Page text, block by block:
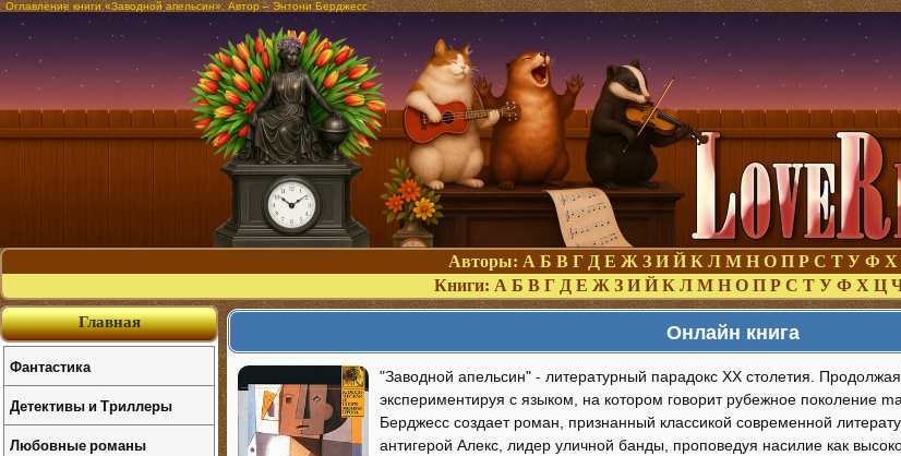
Оглавление книги «Заводной апельсин». Автор – Энтони Берджесс
Авторы: А Б В Г Д Е Ж З И Й К Л М Н О П Р С Т У Ф Х
Книги: А Б В Г Д Е Ж З И Й К Л М Н О П Р С Т У Ф Х Ц
Онлайн книга
"Заводной апельсин" - литературный парадокс XX столетия.
экспериментируя с языком, на котором говорит рубежное поколение
Берджесс создает роман, признанный классикой современной
антигерой Алекс, лидер уличной банды, проповедуя насилие как
Главная
Фантастика
Детективы и Триллеры
Любовные романы